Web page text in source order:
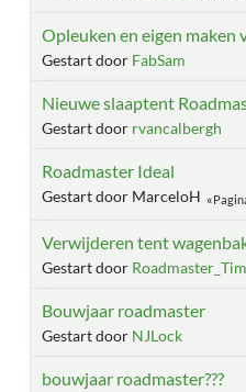
Opleuken en eigen maken
Gestart door FabSam
Nieuwe slaaptent
Gestart door rvancalbergh
Roadmaster Ideal
Gestart door MarceloH
Verwijderen tent
Gestart door Roadmaster_Tim
Bouwjaar roadmaster
Gestart door NJLock
bouwjaar roadmaster???